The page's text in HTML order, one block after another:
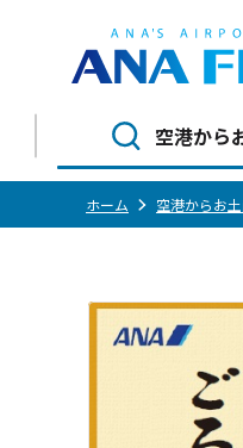
空港から
ホーム 空港からお